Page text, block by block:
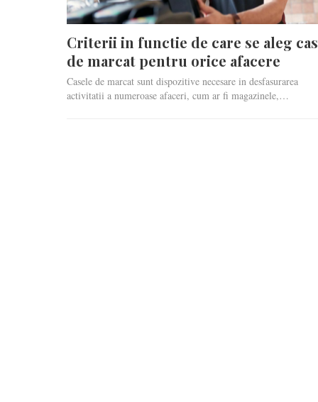
Criterii in functie de care se aleg
de marcat pentru orice afacere
Casele de marcat sunt dispozitive necesare in desfasurarea
activitatii a numeroase afaceri, cum ar fi magazinele,…